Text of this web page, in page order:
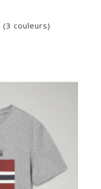
couleurs)